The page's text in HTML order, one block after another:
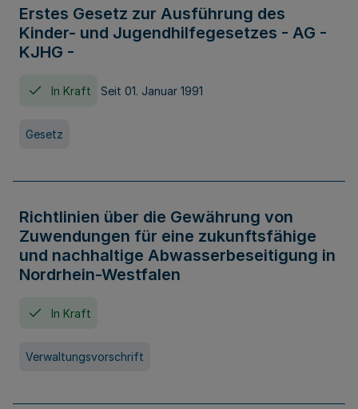
Erstes Gesetz zur Ausführung des
Kinder- und Jugendhilfegesetzes - AG -
KJHG -
In Kraft Seit 01. Januar 1991
Gesetz
Richtlinien über die Gewährung von
Zuwendungen für eine zukunftsfähige
und nachhaltige Abwasserbeseitigung in
Nordrhein-Westfalen
In Kraft
Verwaltungsvorschrift